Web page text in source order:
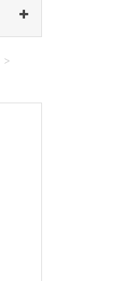
>